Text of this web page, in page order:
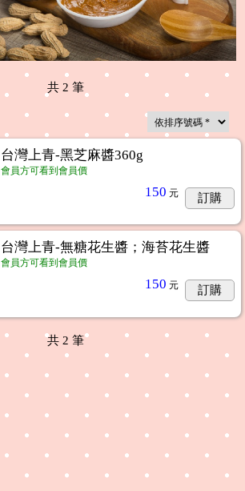
共 2 筆
台灣上青-黑芝麻醬360g
會員方可看到會員價
150 元 訂購
台灣上青-無糖花生醬；海苔花生醬
會員方可看到會員價
150 元 訂購
共 2 筆